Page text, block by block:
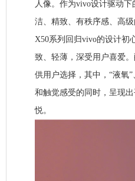
人像。作为vivo设计驱动
洁、精致、有秩序感、高
X50系列回归vivo的设计初
致、轻薄，深受用户喜爱
供用户选择，其中，“液氧
和触觉感受的同时，呈现
悦。